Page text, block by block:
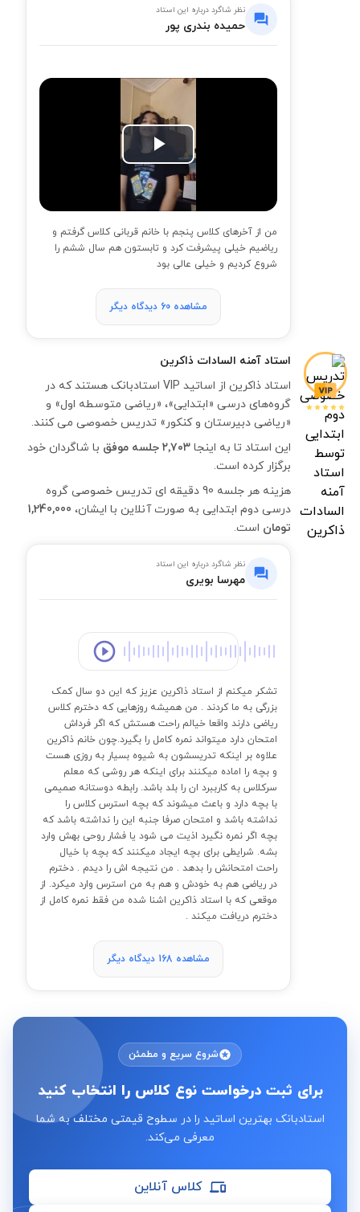
نظر شاگرد درباره این استاد
حمیده بندری پور
Play
Video
من از آخرهای کلاس پنجم با خانم قربانی کلاس گرفتم و
ریاضیم خیلی پیشرفت کرد و تابستون هم سال ششم را
شروع کردیم و خیلی عالی بود
مشاهده 60 دیدگاه دیگر
استاد آمنه السادات ذاکرین
استاد ذاکرین از اساتید VIP استادبانک هستند که در
گروه‌های درسی «ابتدایی»، «ریاضی متوسطه اول» و
«ریاضی دبیرستان و کنکور» تدریس خصوصی می کنند.
این استاد تا به اینجا ۲٬۷۰۳ جلسه موفق
با شاگردان خود
برگزار کرده است.
هزینه هر جلسه 90 دقیقه ای تدریس خصوصی گروه
درسی دوم ابتدایی به صورت آنلاین با ایشان، 1,240,000
تومان است.
نظر شاگرد درباره این استاد
مهرسا بویری
تشکر میکنم از استاد ذاکرین عزیز که این دو سال کمک
بزرگی به ما کردند . من همیشه روزهایی که دخترم کلاس
ریاضی دارند واقعا خیالم راحت هستش که اگر فرداش
امتحان دارد میتواند نمره کامل را بگیرد.چون خانم ذاکرین
علاوه بر اینکه تدریسشون به شیوه بسیار به روزی هست
و بچه را اماده میکنند برای اینکه هر روشی که معلم
سرکلاس به کارببرد ان را بلد باشد. رابطه دوستانه صمیمی
با بچه دارد و باعث میشوند که بچه استرس کلاس را
نداشته باشد و امتحان صرفا جنبه این را نداشته باشد که
بچه اگر نمره نگیرد اذیت می شود یا فشار روحی بهش وارد
بشه. شرایطی برای بچه ایجاد میکنند که بچه با خیال
راحت امتحانش را بدهد . من نتیجه اش را دیدم . دخترم
در ریاضی هم به خودش و هم به من استرس وارد میکرد. از
موقعی که با استاد ذاکرین اشنا شده من فقط نمره کامل از
دخترم دریافت میکند .
مشاهده 168 دیدگاه دیگر
شروع سریع و مطمئن
برای ثبت درخواست نوع کلاس را انتخاب کنید
استادبانک بهترین اساتید را در سطوح قیمتی مختلف به شما
معرفی می‌کند.
کلاس آنلاین